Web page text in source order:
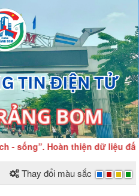
Hoàn thiện dữ liệu đất đai
Thay đổi màu sắc